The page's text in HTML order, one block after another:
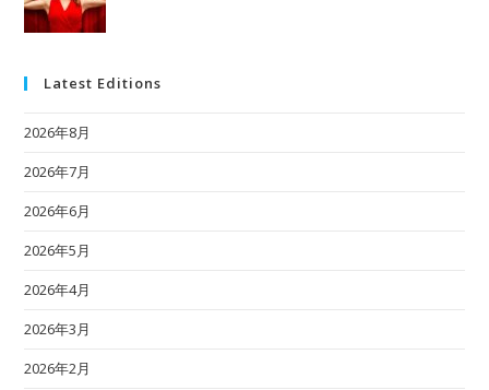
Latest Editions
2026年8月
2026年7月
2026年6月
2026年5月
2026年4月
2026年3月
2026年2月